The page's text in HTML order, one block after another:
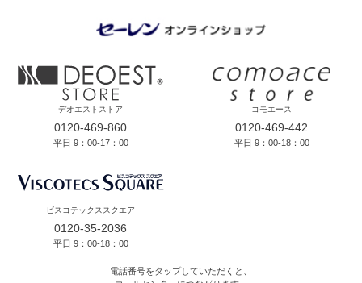
デオエストストア
0120-469-860
平日 9：00-17：00
コモエース
0120-469-442
平日 9：00-18：00
ビスコテックススクエア
0120-35-2036
平日 9：00-18：00
電話番号をタップしていただくと、